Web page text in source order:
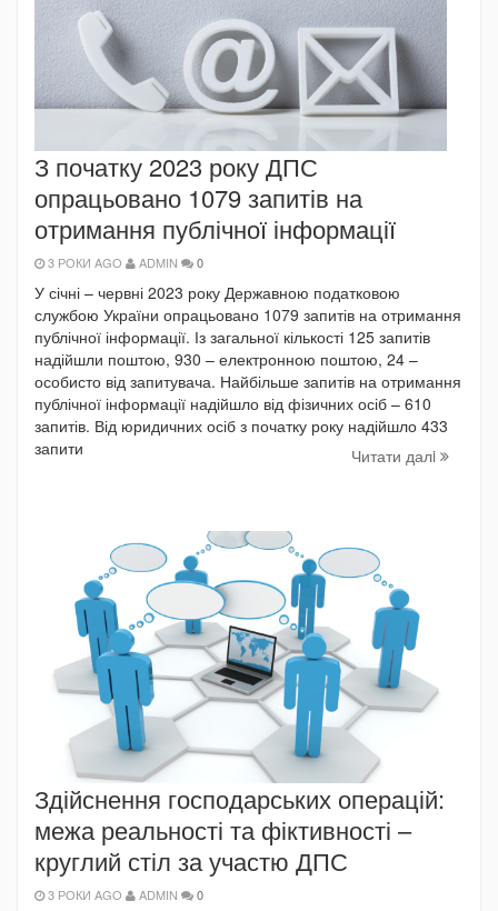
З початку 2023 року ДПС
опрацьовано 1079 запитів на
отримання публічної інформації
3 РОКИ AGO ADMIN 0
У січні – червні 2023 року Державною податковою
службою України опрацьовано 1079 запитів на отримання
публічної інформації. Із загальної кількості 125 запитів
надійшли поштою, 930 – електронною поштою, 24 –
особисто від запитувача. Найбільше запитів на отримання
публічної інформації надійшло від фізичних осіб – 610
запитів. Від юридичних осіб з початку року надійшло 433
запити
Читати далi
Здійснення господарських операцій:
межа реальності та фіктивності –
круглий стіл за участю ДПС
3 РОКИ AGO ADMIN 0